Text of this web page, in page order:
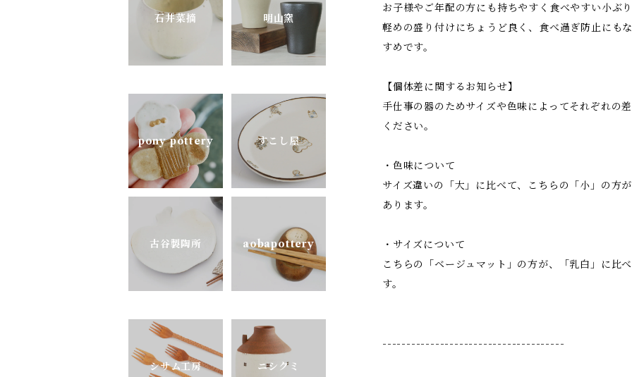
お子様やご年配の方にも持ちやすく食べやすい小ぶり
軽めの盛り付けにちょうど良く、食べ過ぎ防止にも
すめです。
【個体差に関するお知らせ】
手仕事の器のためサイズや色味によってそれぞれの
ください。
・色味について
サイズ違いの「大」に比べて、こちらの「小」の方
あります。
・サイズについて
こちらの「ベージュマット」の方が、「乳白」に比
す。
--------------------------------------
CHIHARU TOKUDA
mimi.un_bd
nagusa
pony pottery
石井菜摘 明山窯
pony pottery すこし屋
古谷製陶所 aobapottery
シサム工房 ニシクミ